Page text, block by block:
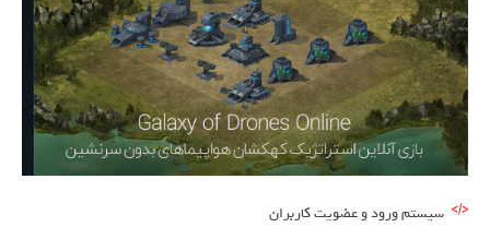
سیستم ورود و عضویت کاربران